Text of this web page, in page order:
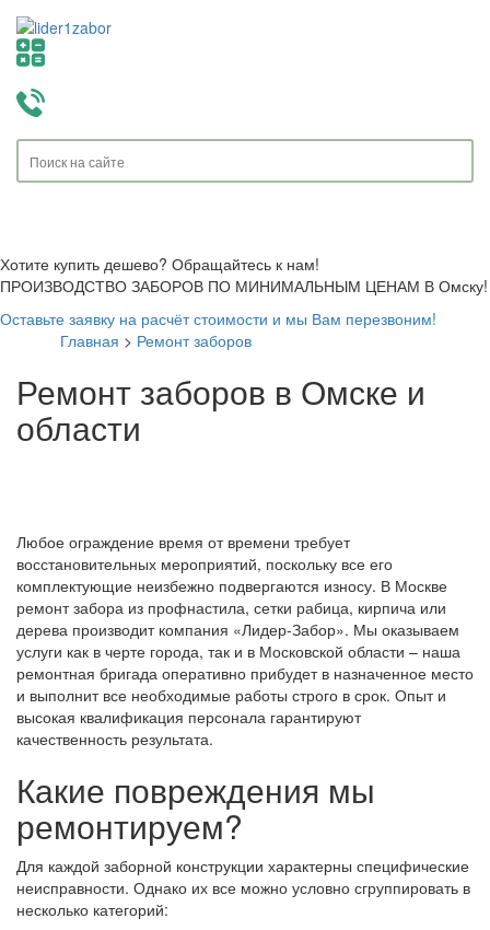
Хотите купить дешево? Обращайтесь к нам!
ПРОИЗВОДСТВО ЗАБОРОВ ПО МИНИМАЛЬНЫМ ЦЕНАМ В Омску!
Оставьте заявку на расчёт стоимости и мы Вам перезвоним!
Главная > Ремонт заборов
Ремонт заборов в Омске и
области
Любое ограждение время от времени требует
восстановительных мероприятий, поскольку все его
комплектующие неизбежно подвергаются износу. В Москве
ремонт забора из профнастила, сетки рабица, кирпича или
дерева производит компания «Лидер-Забор». Мы оказываем
услуги как в черте города, так и в Московской области – наша
ремонтная бригада оперативно прибудет в назначенное место
и выполнит все необходимые работы строго в срок. Опыт и
высокая квалификация персонала гарантируют
качественность результата.
Какие повреждения мы
ремонтируем?
Для каждой заборной конструкции характерны специфические
неисправности. Однако их все можно условно сгруппировать в
несколько категорий: